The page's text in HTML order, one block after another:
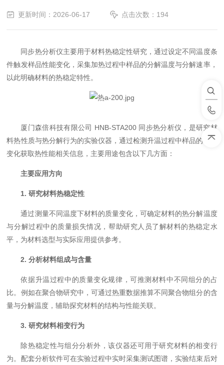
更新时间：2026-06-17 点击次数：194
同步热分析仪主要用于材料热稳定性研究，通过设定不同温度条
件触发样品性能变化，采集加热过程中样品的分解温度与分解速率，
以此明确材料的热稳定特性。
厦门森倍科技有限公司 HNB-STA200 同步热分析仪，是研究材
料热性质与热分解行为的实验仪器，通过检测升温过程中样品的质量
变化获取热性能相关信息，主要用途包含以下几方面：
主要应用方向
1. 研究材料热稳定性
通过测量不同温度下材料的质量变化，可确定材料的热分解温度
与分解过程中的质量损失情况，帮助研究人员了解材料的热稳定水
平，为材料选型与实际应用提供参考。
2. 分析材料组成与含量
依据升温过程中的质量变化规律，可推测材料中不同组分的占
比。例如在聚合物研究中，可通过热重数据推算不同聚合物组分的含
量与分解温度，辅助探究材料的结构与性能关联。
3. 研究材料相变行为
除热稳定性与组分分析外，该仪器还可用于研究材料的相变行
为。配套分析软件可在实验过程中实时采集测试图谱，实验结束后对